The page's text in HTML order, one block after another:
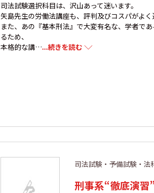
司法試験選択科目は、沢山あって迷います。
矢島先生の労働法講座も、評判及びコスパがよく
また、あの『基本刑法』で大変有名な、学者で
るため、
本格的な講…...続きを読む
司法試験・予備試験・法
刑事系“徹底演習